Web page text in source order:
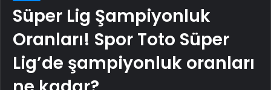
Süper Lig Şampiyonluk
Oranları! Spor Toto Süper
Lig’de şampiyonluk oranları